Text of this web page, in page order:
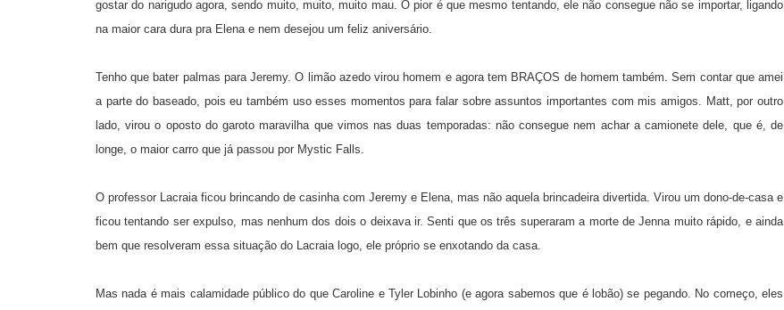
gostar do narigudo agora, sendo muito, muito, muito mau. O pior é que mesmo tentando, ele não consegue não se importar, ligando
na maior cara dura pra Elena e nem desejou um feliz aniversário.
Tenho que bater palmas para Jeremy. O limão azedo virou homem e agora tem BRAÇOS de homem também. Sem contar que amei
a parte do baseado, pois eu também uso esses momentos para falar sobre assuntos importantes com mis amigos. Matt, por outro
lado, virou o oposto do garoto maravilha que vimos nas duas temporadas: não consegue nem achar a camionete dele, que é, de
longe, o maior carro que já passou por Mystic Falls.
O professor Lacraia ficou brincando de casinha com Jeremy e Elena, mas não aquela brincadeira divertida. Virou um dono-de-casa e
ficou tentando ser expulso, mas nenhum dos dois o deixava ir. Senti que os três superaram a morte de Jenna muito rápido, e ainda
bem que resolveram essa situação do Lacraia logo, ele próprio se enxotando da casa.
Mas nada é mais calamidade público do que Caroline e Tyler Lobinho (e agora sabemos que é lobão) se pegando. No começo, eles